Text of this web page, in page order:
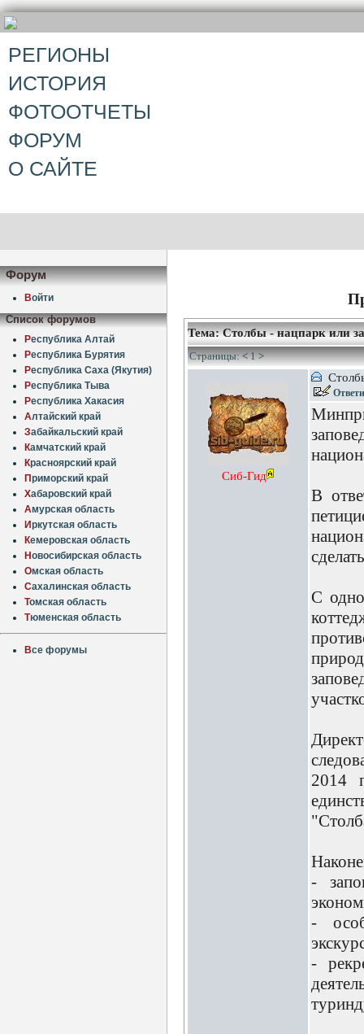
РЕГИОНЫ
ИСТОРИЯ
ФОТООТЧЕТЫ
ФОРУМ
О САЙТЕ
Форум
Войти
Список форумов
Республика Алтай
Республика Бурятия
Республика Саха (Якутия)
Республика Тыва
Республика Хакасия
Алтайский край
Забайкальский край
Камчатский край
Красноярский край
Приморский край
Хабаровский край
Амурская область
Иркутская область
Кемеровская область
Новосибирская область
Омская область
Сахалинская область
Томская область
Тюменская область
Все форумы
Тема: Столбы - нацпарк или
Страницы:< 1 >
Сиб-Гид
В
С
2014
-
-
-